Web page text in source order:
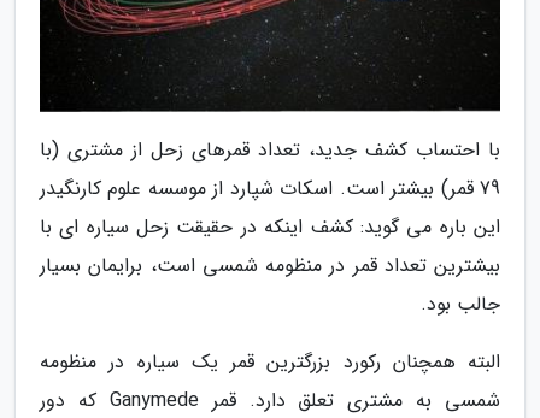
با احتساب کشف جدید، تعداد قمرهای زحل از مشتری (با
79 قمر) بیشتر است. اسکات شپارد از موسسه علوم کارنگیدر
این باره می گوید: کشف اینکه در حقیقت زحل سیاره ای با
بیشترین تعداد قمر در منظومه شمسی است، برایمان بسیار
جالب بود.
البته همچنان رکورد بزرگترین قمر یک سیاره در منظومه
شمسی به مشتری تعلق دارد. قمر Ganymede که دور